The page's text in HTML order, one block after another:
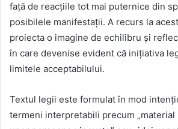
față de reacțiile tot mai puternice din
posibilele manifestații. A recurs la
proiecta o imagine de echilibru și
în care devenise evident că inițiativa
limitele acceptabilului.
Textul legii este formulat în mod
termeni interpretabili precum „material